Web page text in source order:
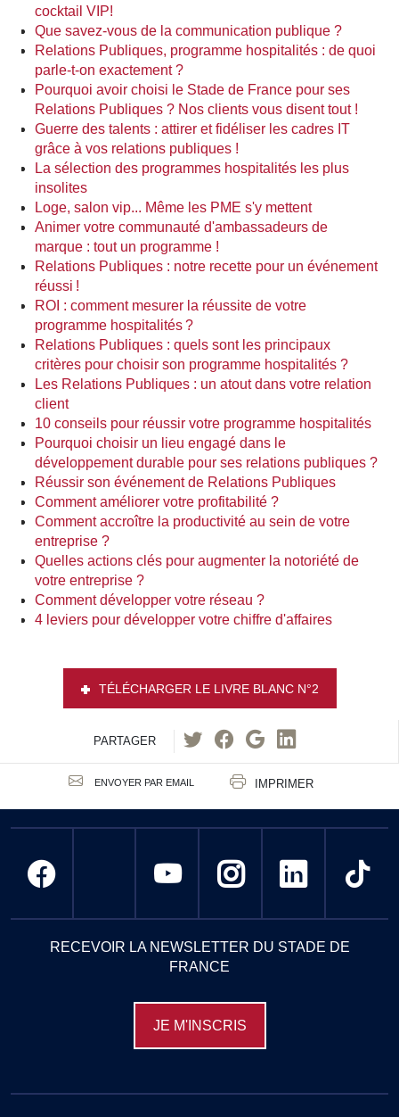
cocktail VIP!
Que savez-vous de la communication publique ?
Relations Publiques, programme hospitalités : de quoi
parle-t-on exactement ?
Pourquoi avoir choisi le Stade de France pour ses
Relations Publiques ? Nos clients vous disent tout !
Guerre des talents : attirer et fidéliser les cadres IT
grâce à vos relations publiques !
La sélection des programmes hospitalités les plus
insolites​
Loge, salon vip... Même les PME s'y mettent
Animer votre communauté d'ambassadeurs de
marque : tout un programme !
Relations Publiques : notre recette pour un événement
réussi !
ROI : comment mesurer la réussite de votre
programme hospitalités ?
Relations Publiques : quels sont les principaux
critères pour choisir son programme hospitalités ?
Les Relations Publiques : un atout dans votre relation
client
10 conseils pour réussir votre programme hospitalités
Pourquoi choisir un lieu engagé dans le
développement durable pour ses relations publiques ?
Réussir son événement de Relations Publiques
Comment améliorer votre profitabilité ?
Comment accroître la productivité au sein de votre
entreprise ?
Quelles actions clés pour augmenter la notoriété de
votre entreprise ?
Comment développer votre réseau ?
4 leviers pour développer votre chiffre d'affaires
TÉLÉCHARGER LE LIVRE BLANC N°2
PARTAGER
ENVOYER PAR EMAIL IMPRIMER
RECEVOIR LA NEWSLETTER DU STADE DE
FRANCE
JE M'INSCRIS